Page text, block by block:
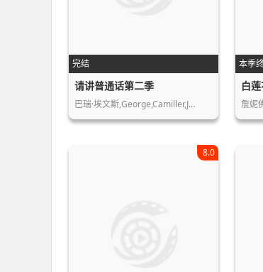
完结
请讲普通话第二季
巴瑞·埃文斯,George,Camiller,J…
本季
白
詹妮
8.0